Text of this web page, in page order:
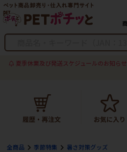
夏季休業及び発送スケジュールのお知らせ
全商品 季節特集 暑さ対策グッズ